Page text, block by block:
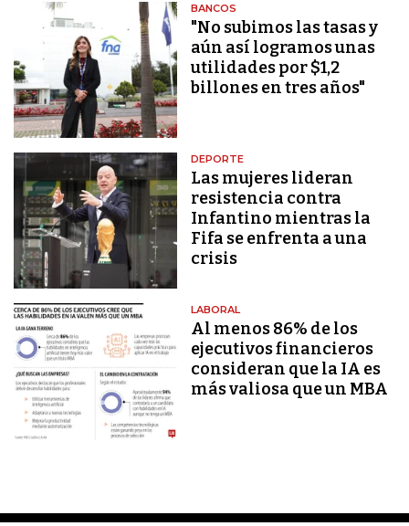
BANCOS
"No subimos las tasas y
aún así logramos unas
utilidades por $1,2
billones en tres años"
DEPORTE
Las mujeres lideran
resistencia contra
Infantino mientras la
Fifa se enfrenta a una
crisis
LABORAL
Al menos 86% de los
ejecutivos financieros
consideran que la IA es
más valiosa que un MBA